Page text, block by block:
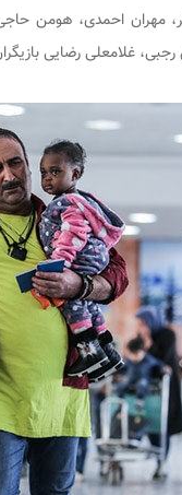
مهران احمدی، هومن
غلامعلی رضایی